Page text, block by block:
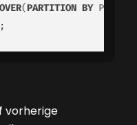
OVER(PARTITION BY
vorherige